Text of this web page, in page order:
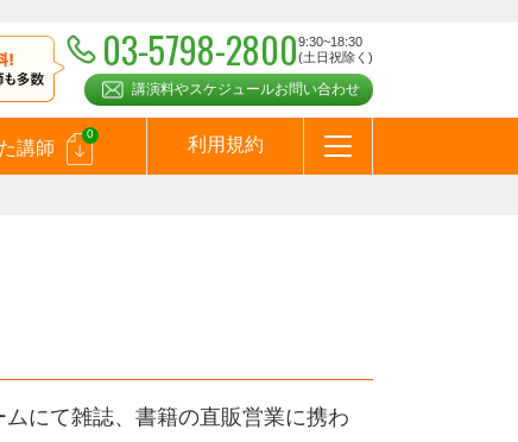
03-5798-28009:30~18:30
(土日祝除く)
講演料やスケジュールお問い合わせ
講師
0
利用規約
にて雑誌、書籍の直販営業に携わ